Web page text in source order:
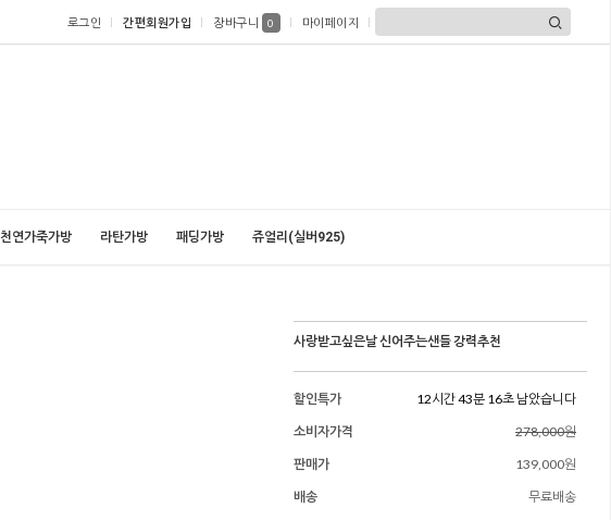
로그인 간편회원가입 장바구니 0 마이페이지
천연가죽가방 라탄가방 패딩가방 쥬얼리(실버925)
사랑받고싶은날 신어주는샌들 강력추천
할인특가
12시간 43분 15초 남았습니다
소비자가격
278,000원
판매가
139,000원
배송
무료배송